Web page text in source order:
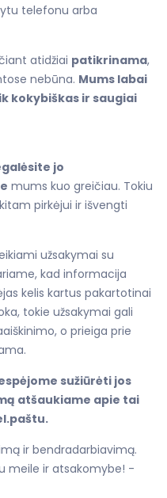
telefonu arba
atidžiai patikrinama,
nebūna. Mums labai
kokybiškas ir saugiai
jo
mums kuo greičiau. Tokiu
pirkėjui ir išvengti
užsakymai su
kad informacija
kelis kartus pakartotinai
tokie užsakymai gali
o prieiga prie
sužiūrėti jos
atšaukiame apie tai
ir bendradarbiavimą.
meile ir atsakomybe! -